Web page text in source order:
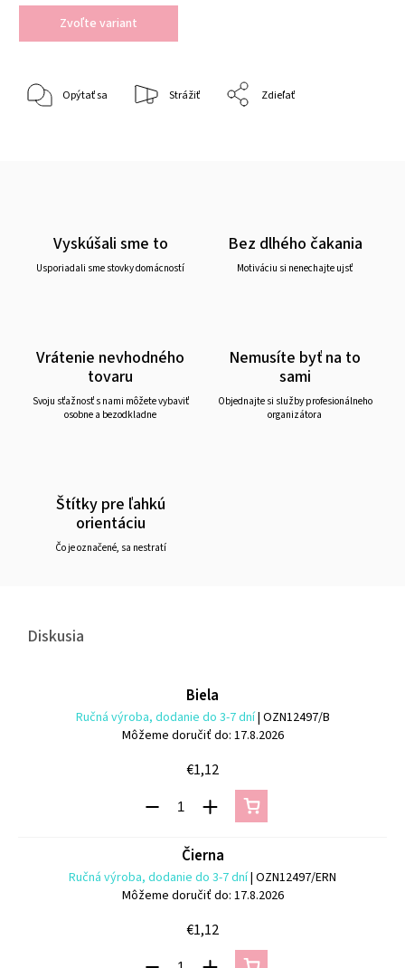
Zvoľte variant
Opýtať sa Strážiť Zdieľať
Vyskúšali sme to
Usporiadali sme stovky domácností
Bez dlhého čakania
Motiváciu si nenechajte ujsť
Vrátenie nevhodného
tovaru
Svoju sťažnosť s nami môžete vybaviť
osobne a bezodkladne
Nemusíte byť na to
sami
Objednajte si služby profesionálneho
organizátora
Štítky pre ľahkú
orientáciu
Čo je označené, sa nestratí
Diskusia
Biela
Ručná výroba, dodanie do 3-7 dní| OZN12497/B
Môžeme doručiť do: 17.8.2026
€1,12
Čierna
Ručná výroba, dodanie do 3-7 dní| OZN12497/ERN
Môžeme doručiť do: 17.8.2026
€1,12